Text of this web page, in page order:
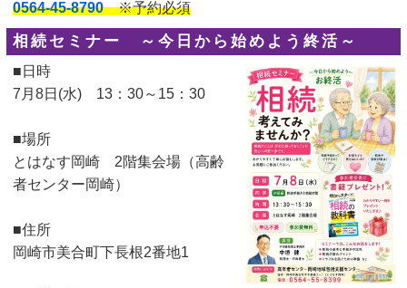
0564-45-8790※予約必須
相続セミナー ～今日から始めよう終活～
■日時
7月8日(水) 13：30～15：30
■場所
とはなす岡崎 2階集会場（高齢
者センター岡崎）
■住所
岡崎市美合町下長根2番地1